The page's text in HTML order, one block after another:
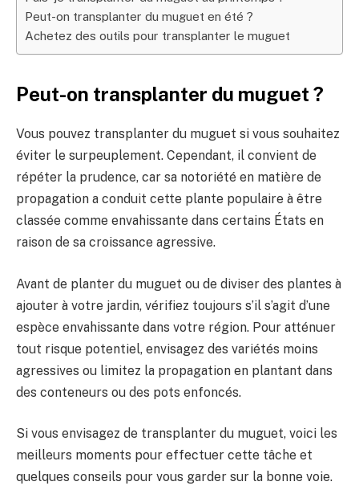
Peut-on transplanter du muguet en été ?
Achetez des outils pour transplanter le muguet
Peut-on transplanter du muguet ?
Vous pouvez transplanter du muguet si vous souhaitez
éviter le surpeuplement. Cependant, il convient de
répéter la prudence, car sa notoriété en matière de
propagation a conduit cette plante populaire à être
classée comme envahissante dans certains États en
raison de sa croissance agressive.
Avant de planter du muguet ou de diviser des plantes à
ajouter à votre jardin, vérifiez toujours s’il s’agit d’une
espèce envahissante dans votre région. Pour atténuer
tout risque potentiel, envisagez des variétés moins
agressives ou limitez la propagation en plantant dans
des conteneurs ou des pots enfoncés.
Si vous envisagez de transplanter du muguet, voici les
meilleurs moments pour effectuer cette tâche et
quelques conseils pour vous garder sur la bonne voie.